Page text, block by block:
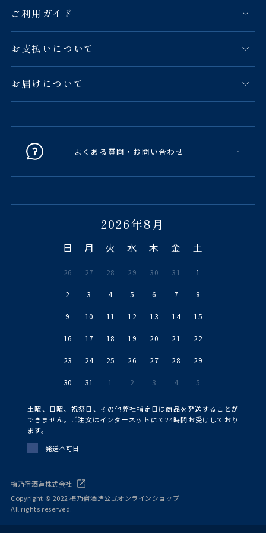
ご利用ガイド
お支払いについて
お届けについて
よくある質問・お問い合わせ
2026年8月
日 月 火 水 木 金 土
26 27 28 29 30 31 1
2 3 4 5 6 7 8
9 10 11 12 13 14 15
16 17 18 19 20 21 22
23 24 25 26 27 28 29
30 31 1 2 3 4 5
土曜、日曜、祝祭日、その他弊社指定日は商品を発送することが
できません。ご注文はインターネットにて24時間お受けしており
ます。
発送不可日
梅乃宿酒造株式会社
Copyright © 2022 梅乃宿酒造公式オンラインショップ
All rights reserved.